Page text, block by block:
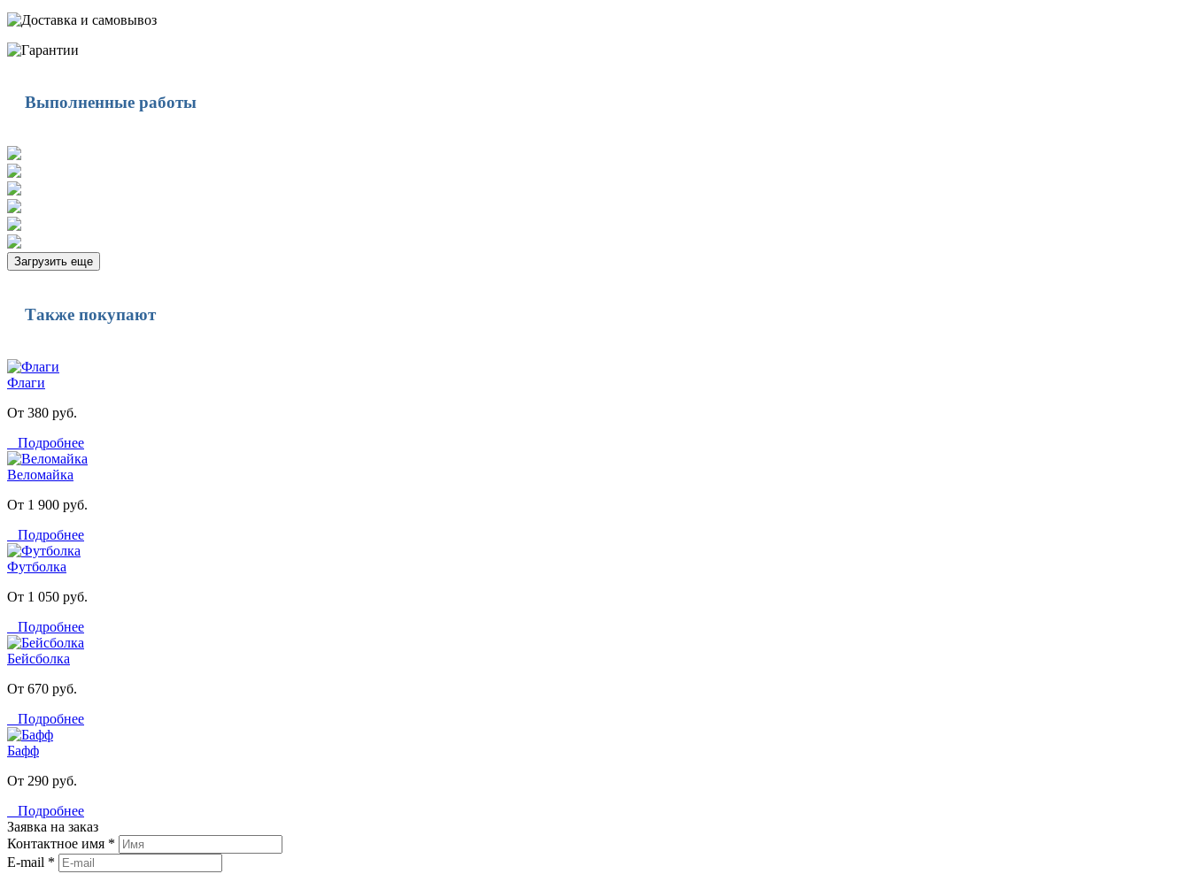
Выполненные работы
Загрузить еще
Также покупают
Флаги
От 380 руб.
Подробнее
Веломайка
От 1 900 руб.
Подробнее
Футболка
От 1 050 руб.
Подробнее
Бейсболка
От 670 руб.
Подробнее
Бафф
От 290 руб.
Подробнее
Заявка на заказ
Контактное имя *
E-mail *